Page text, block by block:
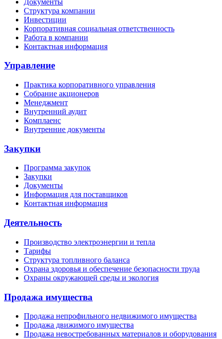
Структура компании
Инвестиции
Корпоративная социальная ответственность
Работа в компании
Контактная информация
Управление
Практика корпоративного управления
Собрание акционеров
Менеджмент
Внутренний аудит
Комплаенс
Внутренние документы
Закупки
Программа закупок
Закупки
Документы
Информация для поставщиков
Контактная информация
Деятельность
Производство электроэнергии и тепла
Тарифы
Структура топливного баланса
Охрана здоровья и обеспечение безопасности труда
Охраны окружающей среды и экология
Продажа имущества
Продажа непрофильного недвижимого имущества
Продажа движимого имущества
Продажа невостребованных материалов и оборудования